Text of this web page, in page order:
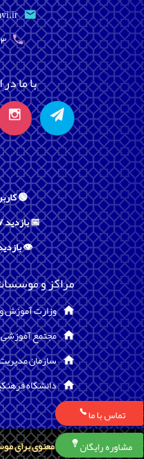
با ما
🟢
📅 بازدید ۷ روز اخیر: 9890
👁️ بازدید
مراکز و
وزارت آموزش
مجتمع
سازمان
دانشگاه
تمامی حقوق مادی و معنوی برای
تماس با ما
مشاوره رایگان